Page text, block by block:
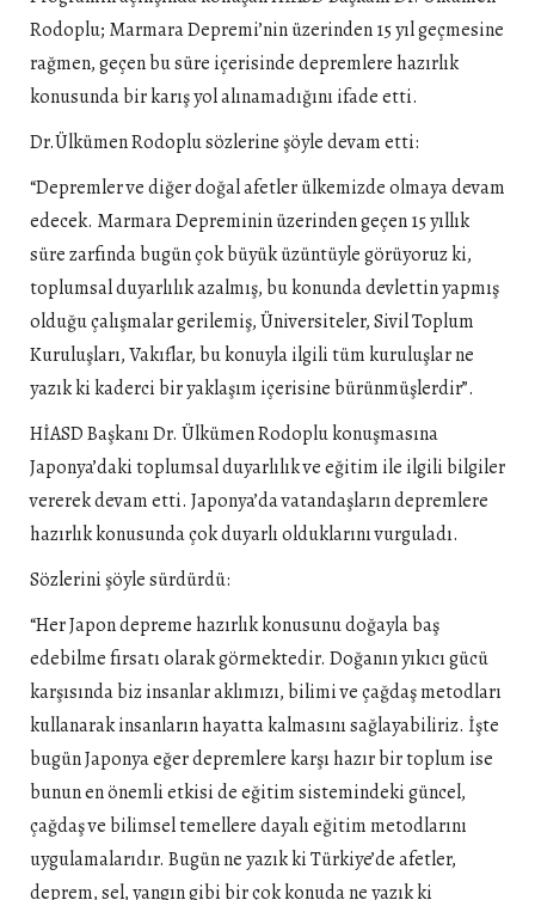
Rodoplu; Marmara Depremi’nin üzerinden 15 yıl geçmesine
rağmen, geçen bu süre içerisinde depremlere hazırlık
konusunda bir karış yol alınamadığını ifade etti.
Dr.Ülkümen Rodoplu sözlerine şöyle devam etti:
“Depremler ve diğer doğal afetler ülkemizde olmaya devam
edecek. Marmara Depreminin üzerinden geçen 15 yıllık
süre zarfında bugün çok büyük üzüntüyle görüyoruz ki,
toplumsal duyarlılık azalmış, bu konunda devlettin yapmış
olduğu çalışmalar gerilemiş, Üniversiteler, Sivil Toplum
Kuruluşları, Vakıflar, bu konuyla ilgili tüm kuruluşlar ne
yazık ki kaderci bir yaklaşım içerisine bürünmüşlerdir”.
HİASD Başkanı Dr. Ülkümen Rodoplu konuşmasına
Japonya’daki toplumsal duyarlılık ve eğitim ile ilgili bilgiler
vererek devam etti. Japonya’da vatandaşların depremlere
hazırlık konusunda çok duyarlı olduklarını vurguladı.
Sözlerini şöyle sürdürdü:
“Her Japon depreme hazırlık konusunu doğayla baş
edebilme fırsatı olarak görmektedir. Doğanın yıkıcı gücü
karşısında biz insanlar aklımızı, bilimi ve çağdaş metodları
kullanarak insanların hayatta kalmasını sağlayabiliriz. İşte
bugün Japonya eğer depremlere karşı hazır bir toplum ise
bunun en önemli etkisi de eğitim sistemindeki güncel,
çağdaş ve bilimsel temellere dayalı eğitim metodlarını
uygulamalarıdır. Bugün ne yazık ki Türkiye’de afetler,
deprem, sel, yangın gibi bir çok konuda ne yazık ki